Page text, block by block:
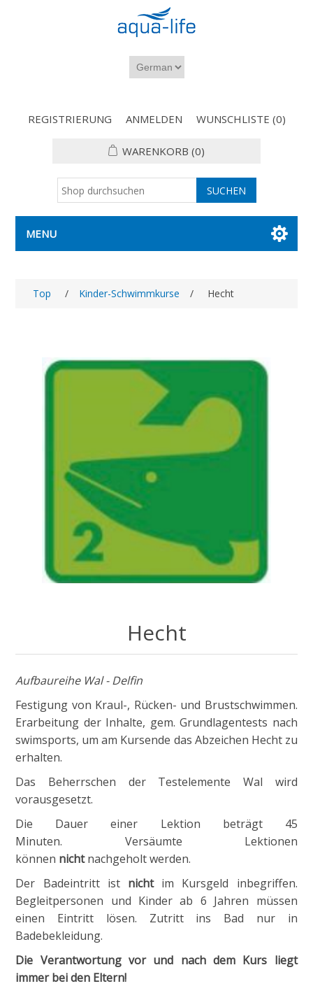
REGISTRIERUNG ANMELDEN WUNSCHLISTE (0)
WARENKORB (0)
MENU
Top / Kinder-Schwimmkurse / Hecht
Hecht
Aufbaureihe Wal - Delfin
Festigung von Kraul-, Rücken- und Brustschwimmen.
Erarbeitung der Inhalte, gem. Grundlagentests nach
swimsports, um am Kursende das Abzeichen Hecht zu
erhalten.
Das Beherrschen der Testelemente Wal wird
vorausgesetzt.
Die Dauer einer Lektion beträgt 45
Minuten. Versäumte Lektionen
können nichtnachgeholt werden.
Der Badeintritt ist nichtim Kursgeld inbegriffen.
Begleitpersonen und Kinder ab 6 Jahren müssen
einen Eintritt lösen. Zutritt ins Bad nur in
Badebekleidung.
Die Verantwortung vor und nach dem Kurs liegt
immer bei den Eltern!